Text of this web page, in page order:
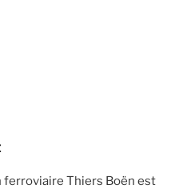
ferroviaire Thiers Boën est